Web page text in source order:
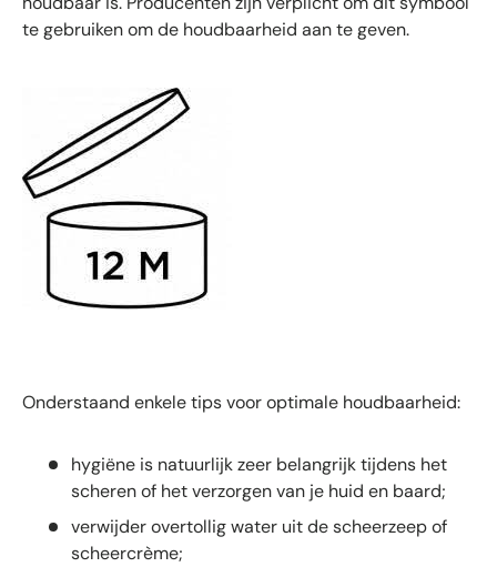
te gebruiken om de houdbaarheid aan te geven.
Onderstaand enkele tips voor optimale houdbaarheid:
hygiëne is natuurlijk zeer belangrijk tijdens het
scheren of het verzorgen van je huid en baard;
verwijder overtollig water uit de scheerzeep of
scheercrème;